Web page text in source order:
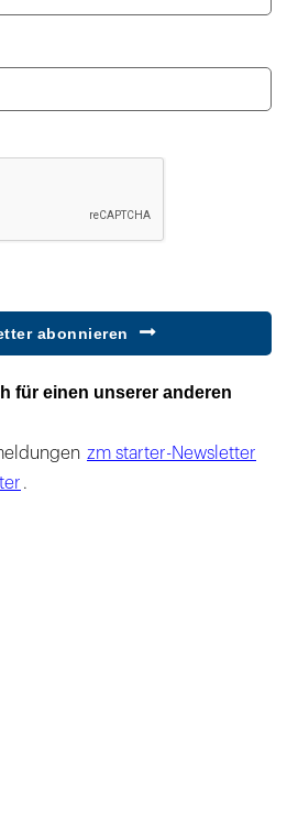
abonnieren
für einen unserer anderen
zm starter-Newsletter
.